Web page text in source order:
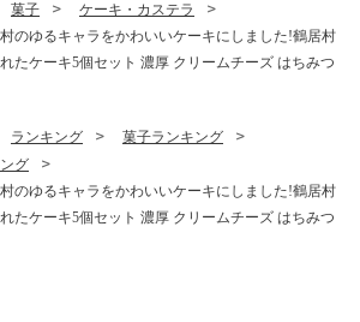
Beer 醸造所 プレゼント 360
ml ふるさと納税 限定 北海道
菓子
ケーキ・カステラ
のゆるキャラをかわいいケーキにしました!鶴居村
たケーキ5個セット 濃厚 クリームチーズ はちみつ
ランキング
菓子ランキング
グ
のゆるキャラをかわいいケーキにしました!鶴居村
たケーキ5個セット 濃厚 クリームチーズ はちみつ